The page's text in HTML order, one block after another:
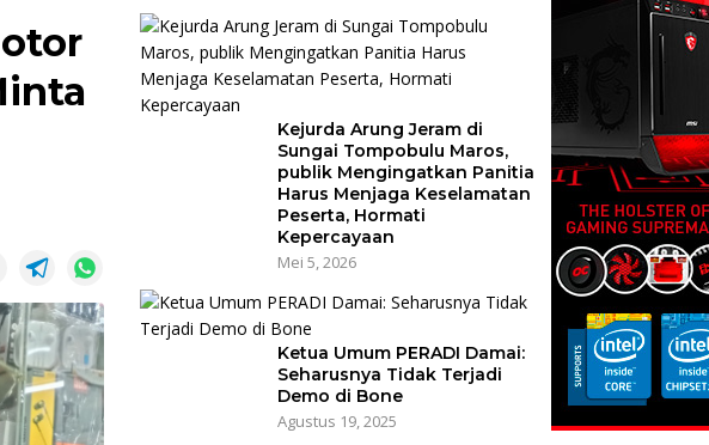
Kejurda Arung Jeram di
Sungai Tompobulu Maros,
publik Mengingatkan Panitia
Harus Menjaga Keselamatan
Peserta, Hormati
Kepercayaan
Mei 5, 2026
Ketua Umum PERADI Damai:
Seharusnya Tidak Terjadi
Demo di Bone
Agustus 19, 2025